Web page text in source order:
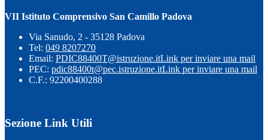
VII Istituto Comprensivo San Camillo Padova
Via Sanudo, 2 - 35128 Padova
Tel: 049 8207270
Email: PDIC88400T@istruzione.itLink per inviare una mail
PEC: pdic88400t@pec.istruzione.itLink per inviare una mail
C.F.: 92200400288
Sezione Link Utili